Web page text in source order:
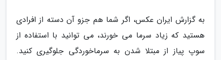
به گزارش ایران عکس، اگر شما هم جزو آن دسته از افرادی
هستید که زیاد سرما می خورند، می توانید با استفاده از
سوپ پیاز از مبتلا شدن به سرماخوردگی جلوگیری کنید.